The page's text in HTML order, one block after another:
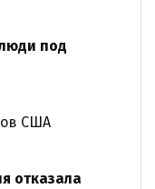
под
США
отказала